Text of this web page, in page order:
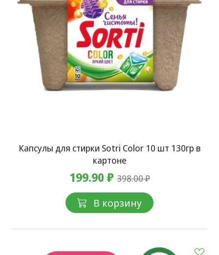
Капсулы для стирки Sotri Color 10 шт 130гр в
картоне
199.90 ₽398.00 ₽
В корзину